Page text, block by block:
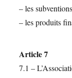
– les
– les produits
Article 7
7.1 –